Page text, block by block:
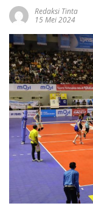
Redaksi Tinta
15 Mei 2024